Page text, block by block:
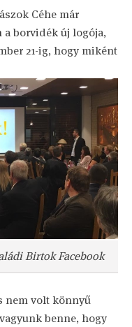
Céhe már
a borvidék új logója,
21-ig, hogy miként
Birtok Facebook
nem volt könnyű
benne, hogy